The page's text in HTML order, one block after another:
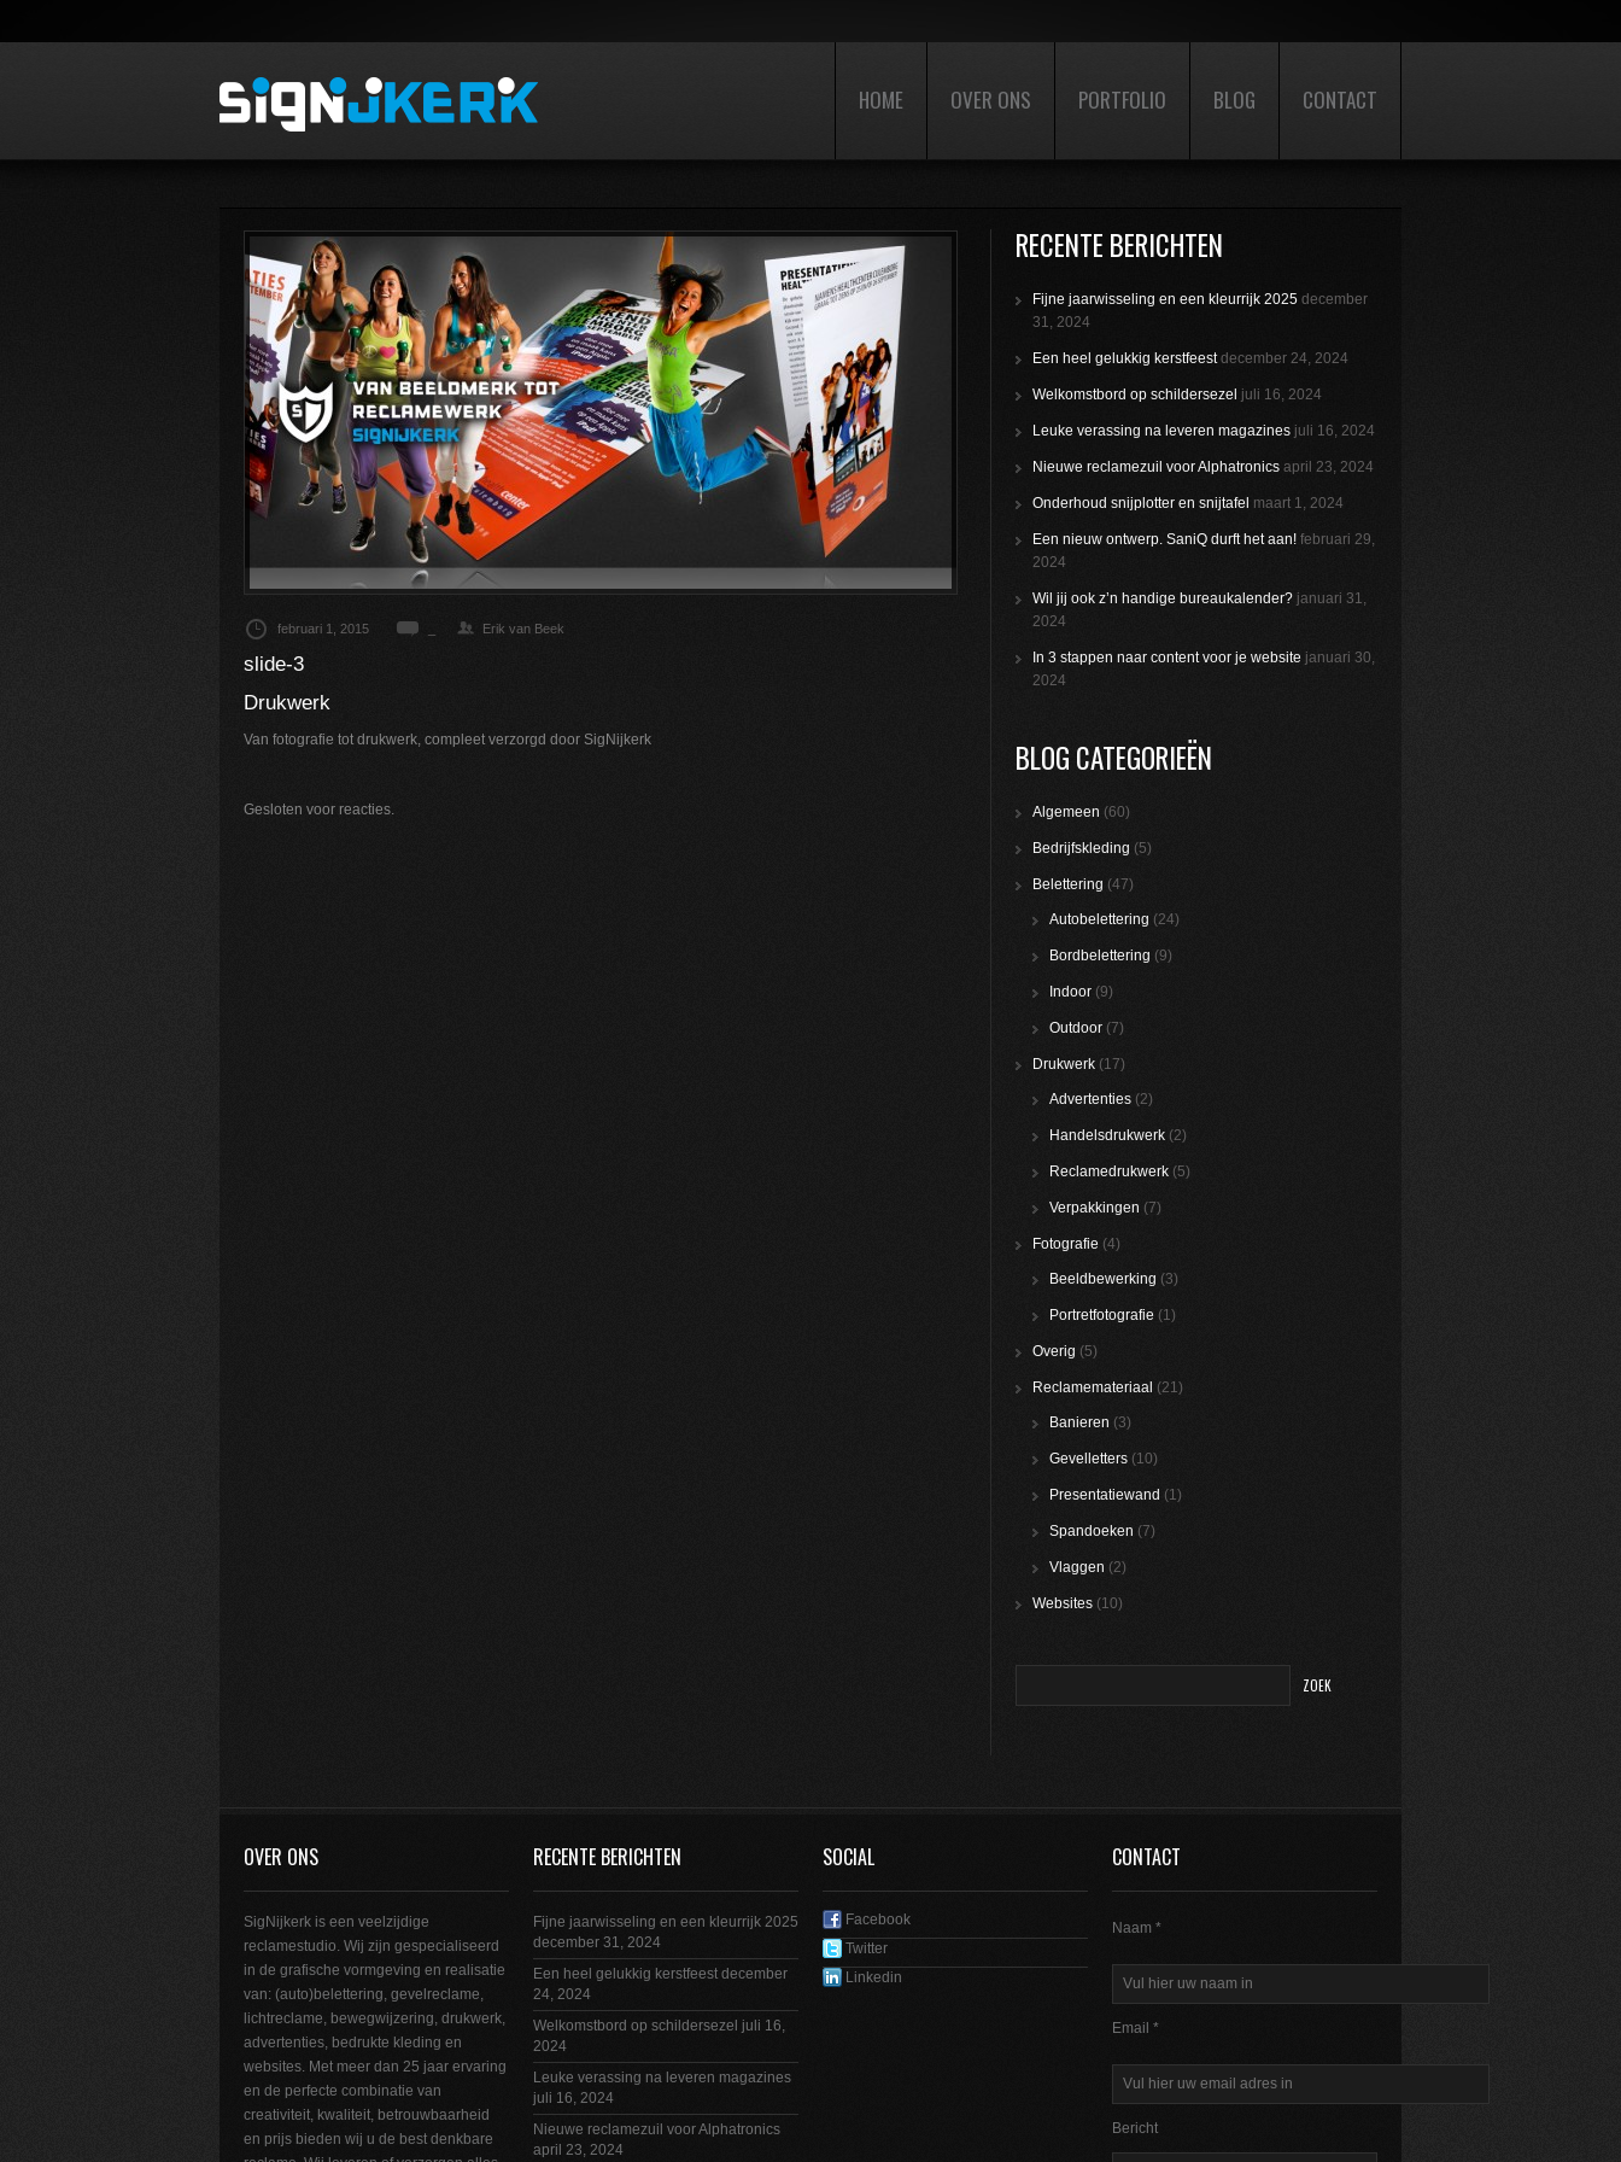
HOME OVER ONS PORTFOLIO BLOG CONTACT
februari 1, 2015 Erik van Beek
slide-3
Drukwerk
Van fotografie tot drukwerk, compleet verzorgd door SigNijkerk
Gesloten voor reacties.
RECENTE BERICHTEN
Fijne jaarwisseling en een kleurrijk 2025 december
31, 2024
Een heel gelukkig kerstfeest december 24, 2024
Welkomstbord op schildersezel juli 16, 2024
Leuke verassing na leveren magazines juli 16, 2024
Nieuwe reclamezuil voor Alphatronics april 23, 2024
Onderhoud snijplotter en snijtafel maart 1, 2024
Een nieuw ontwerp. SaniQ durft het aan! februari 29,
2024
Wil jij ook z’n handige bureaukalender? januari 31,
2024
In 3 stappen naar content voor je website januari 30,
2024
BLOG CATEGORIEËN
Algemeen (60)
Bedrijfskleding (5)
Belettering (47)
Autobelettering (24)
Bordbelettering (9)
Indoor (9)
Outdoor (7)
Drukwerk (17)
Advertenties (2)
Handelsdrukwerk (2)
Reclamedrukwerk (5)
Verpakkingen (7)
Fotografie (4)
Beeldbewerking (3)
Portretfotografie (1)
Overig (5)
Reclamemateriaal (21)
Banieren (3)
Gevelletters (10)
Presentatiewand (1)
Spandoeken (7)
Vlaggen (2)
Websites (10)
OVER ONS
SigNijkerk is een veelzijdige
reclamestudio. Wij zijn gespecialiseerd
in de grafische vormgeving en realisatie
van: (auto)belettering, gevelreclame,
lichtreclame, bewegwijzering, drukwerk,
advertenties, bedrukte kleding en
websites. Met meer dan 25 jaar ervaring
en de perfecte combinatie van
creativiteit, kwaliteit, betrouwbaarheid
en prijs bieden wij u de best denkbare
RECENTE BERICHTEN
Fijne jaarwisseling en een kleurrijk 2025
december 31, 2024
Een heel gelukkig kerstfeest december
24, 2024
Welkomstbord op schildersezel juli 16,
2024
Leuke verassing na leveren magazines
juli 16, 2024
Nieuwe reclamezuil voor Alphatronics
april 23, 2024
SOCIAL
Facebook
Twitter
Linkedin
CONTACT
Naam *
Email *
Bericht